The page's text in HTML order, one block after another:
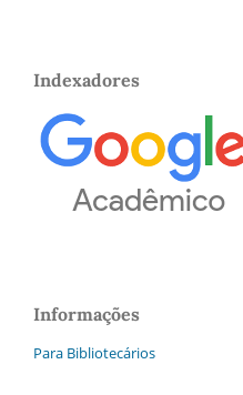
Indexadores
Informações
Para Bibliotecários